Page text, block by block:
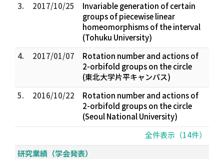
3.
2017/10/25
Invariable generation of certain
groups of piecewise linear
homeomorphisms of the interval
(Tohuku University)
4.
2017/01/07
Rotation number and actions of
2-orbifold groups on the circle
(東北大学片平キャンパス)
5.
2016/10/22
Rotation number and actions of
2-orbifold groups on the circle
(Seoul National University)
全件表示（14件）
研究業績（学会発表）